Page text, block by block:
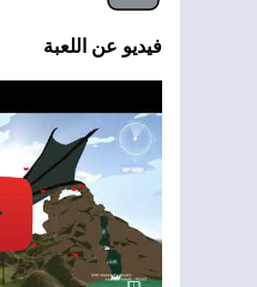
فيديو عن اللعبة